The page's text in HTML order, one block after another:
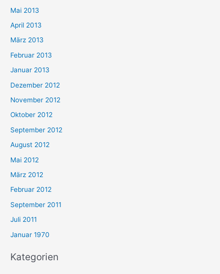
Mai 2013
April 2013
März 2013
Februar 2013
Januar 2013
Dezember 2012
November 2012
Oktober 2012
September 2012
August 2012
Mai 2012
März 2012
Februar 2012
September 2011
Juli 2011
Januar 1970
Kategorien